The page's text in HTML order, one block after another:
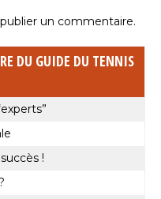
un commentaire.
DU GUIDE DU TENNIS
!